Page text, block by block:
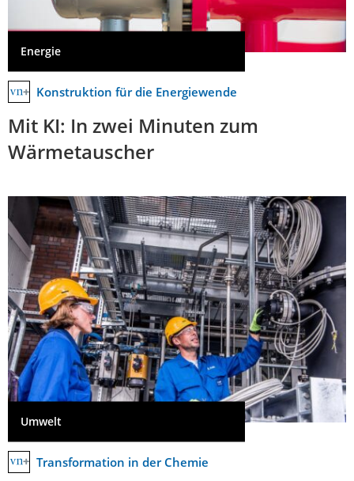
Energie
Konstruktion für die Energiewende
Mit KI: In zwei Minuten zum
Wärmetauscher
Umwelt
Transformation in der Chemie